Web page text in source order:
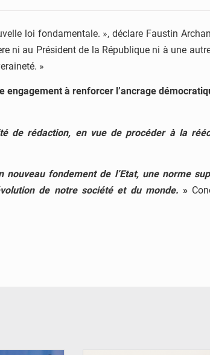
loi fondamentale. », déclare Faustin
ni au Président de la République ni à une
»
à renforcer l’ancrage
de rédaction, en vue de procéder à la
fondement de l’Etat, une norme
de notre société et du monde. »